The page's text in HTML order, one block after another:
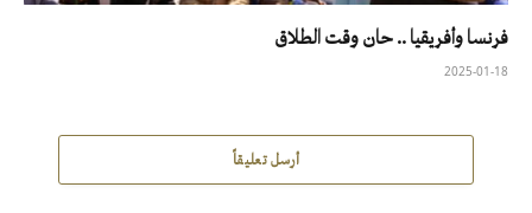
فرنسا وأفريقيا .. حان وقت الطلاق
2025-01-18
أرسل تعليقاً